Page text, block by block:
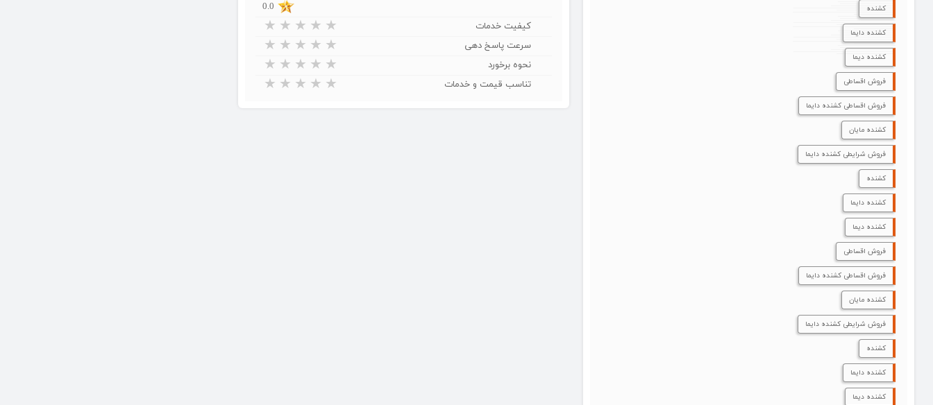
کشنده
کشنده دایما
کشنده دیما
فروش اقساطی
فروش اقساطی کشنده دایما
کشنده مایان
فروش شرایطی کشنده دایما
کشنده
کشنده دایما
کشنده دیما
فروش اقساطی
فروش اقساطی کشنده دایما
کشنده مایان
فروش شرایطی کشنده دایما
کشنده
کشنده دایما
کشنده دیما
0.0
کیفیت خدمات
★ ★ ★ ★ ★
سرعت پاسخ دهی ★ ★ ★ ★ ★
نحوه برخورد ★ ★ ★ ★ ★
تناسب قیمت و خدمات ★ ★ ★ ★ ★